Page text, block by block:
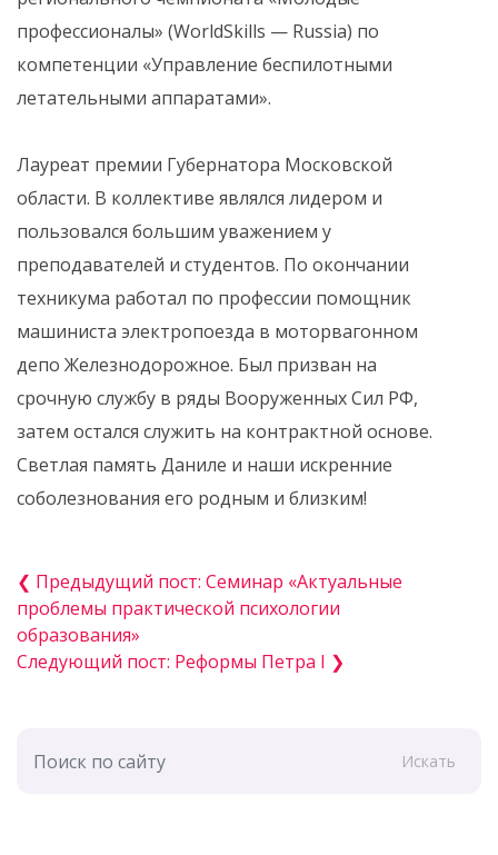
профессионалы» (WorldSkills — Russia) по
компетенции «Управление беспилотными
летательными аппаратами».
Лауреат премии Губернатора Московской
области. В коллективе являлся лидером и
пользовался большим уважением у
преподавателей и студентов. По окончании
техникума работал по профессии помощник
машиниста электропоезда в моторвагонном
депо Железнодорожное. Был призван на
срочную службу в ряды Вооруженных Сил РФ,
затем остался служить на контрактной основе.
Светлая память Даниле и наши искренние
соболезнования его родным и близким!
❮ Предыдущий пост: Семинар «Актуальные
проблемы практической психологии
образования»
Следующий пост: Реформы Петра I ❯
Искать